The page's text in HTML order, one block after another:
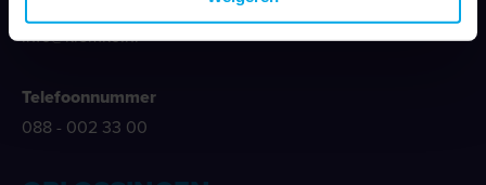
info@klemko.nl
Telefoonnummer
088 - 002 33 00